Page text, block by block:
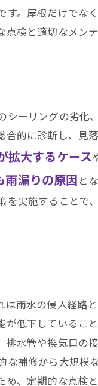
。屋根だけでな
検と適切なメン
ーリングの劣化
的に診断し、見
拡大するケース
雨漏りの原因と
実施することで
雨水の侵入経路
低下しているこ
水管や換気口の
補修から大規模
、定期的な点検